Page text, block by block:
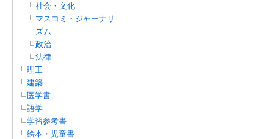
社会・文化
マスコミ・ジャーナリ
ズム
政治
法律
理工
建築
医学書
語学
学習参考書
絵本・児童書